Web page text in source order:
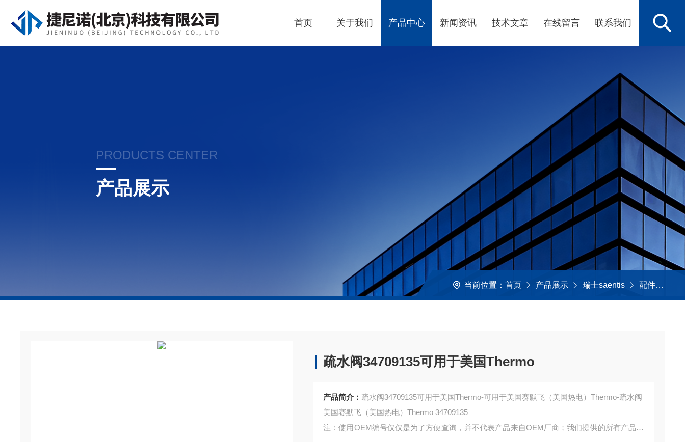
首页 关于我们 产品中心 新闻资讯 技术文章 在线留言 联系我们
PRODUCTS CENTER
产品展示
当前位置： 首页 产品展示 瑞士saentis 配件及工具
疏水阀34709135可用于美国Thermo
产品简介： 疏水阀34709135可用于美国Thermo-可用于美国赛默飞（美国热电）Thermo-疏水阀
美国赛默飞（美国热电）Thermo 34709135
注：使用OEM编号仅仅是为了方便查询，并不代表产品来自OEM厂商；我们提供的所有产品都